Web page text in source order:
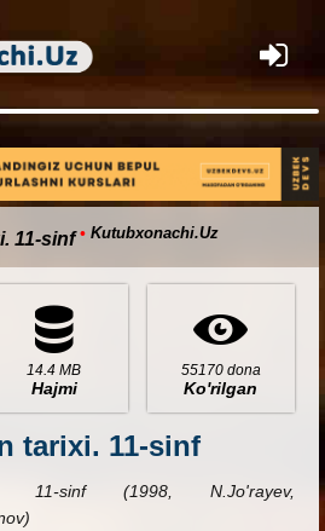
×
11-sinf• Kutubxonachi.Uz
14.4 MB
Hajmi
55170 dona
Ko'rilgan
tarixi. 11-sinf
11-sinf (1998, N.Jo'rayev,